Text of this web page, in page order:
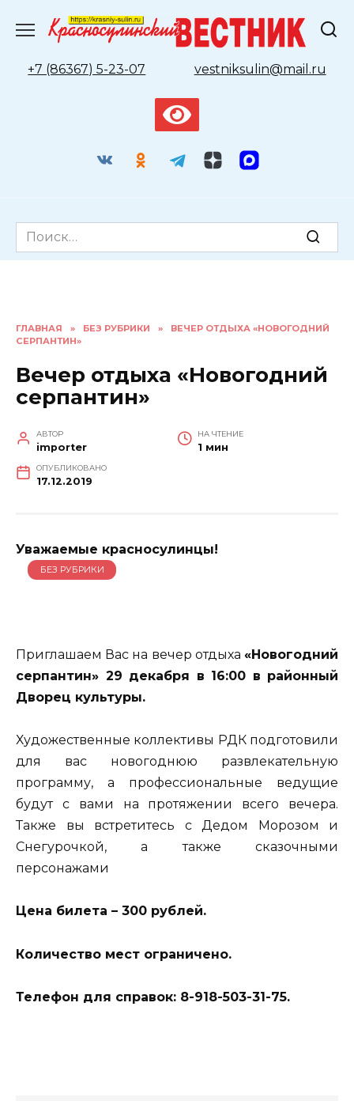
содержанию
+7 (86367) 5-23-07
vestniksulin@mail.ru
Search
for:
ГЛАВНАЯ » БЕЗ РУБРИКИ »
ВЕЧЕР ОТДЫХА «НОВОГОДНИЙ
СЕРПАНТИН»
Вечер отдыха «Новогодний
серпантин»
АВТОР
importer
НА ЧТЕНИЕ
1 мин
ОПУБЛИКОВАНО
17.12.2019
Уважаемые красносулинцы!
БЕЗ РУБРИКИ
Приглашаем Вас на вечер отдыха «Новогодний
серпантин» 29 декабря в 16:00 в районный
Дворец культуры.
Художественные коллективы РДК подготовили
для вас новогоднюю развлекательную
программу, а профессиональные ведущие
будут с вами на протяжении всего вечера.
Также вы встретитесь с Дедом Морозом и
Снегурочкой, а также сказочными
персонажами
Цена билета – 300 рублей.
Количество мест ограничено.
Телефон для справок: 8-918-503-31-75.